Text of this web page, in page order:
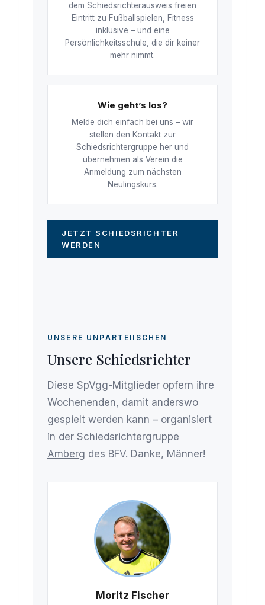
dem Schiedsrichterausweis freien
Eintritt zu Fußballspielen, Fitness
inklusive – und eine
Persönlichkeitsschule, die dir keiner
mehr nimmt.
Wie geht’s los?
Melde dich einfach bei uns – wir
stellen den Kontakt zur
Schiedsrichtergruppe her und
übernehmen als Verein die
Anmeldung zum nächsten
Neulingskurs.
JETZT SCHIEDSRICHTER
WERDEN
UNSERE UNPARTEIISCHEN
Unsere Schiedsrichter
Diese SpVgg-Mitglieder opfern ihre
Wochenenden, damit anderswo
gespielt werden kann – organisiert
in der Schiedsrichtergruppe
Amberg des BFV. Danke, Männer!
Moritz Fischer